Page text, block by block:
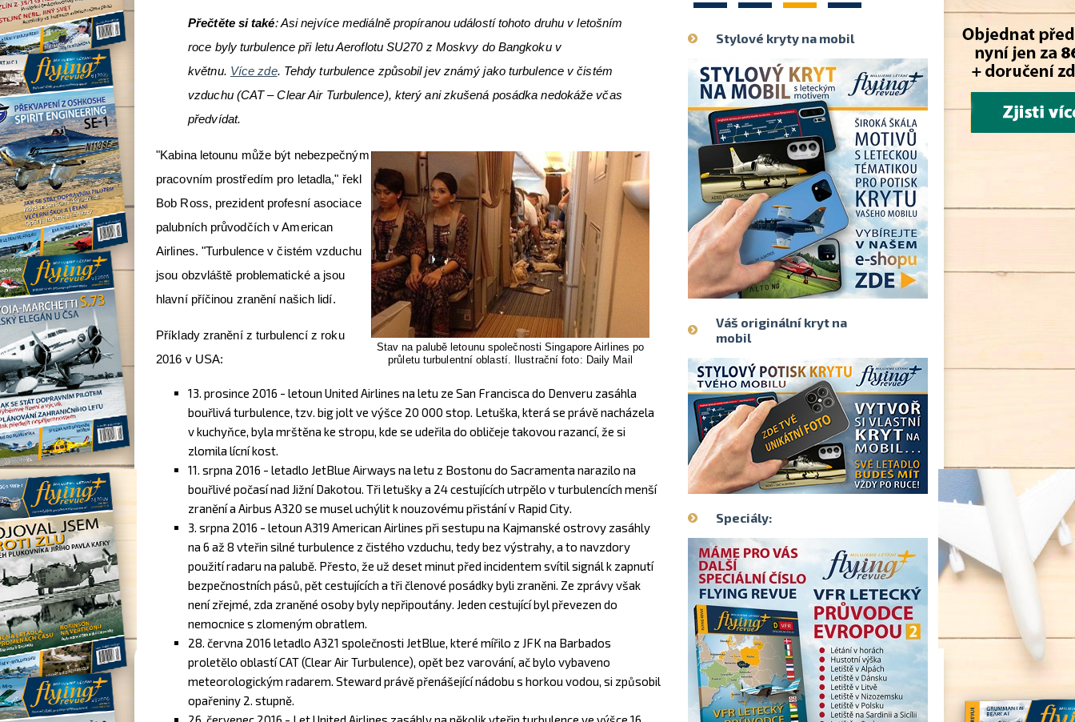
Přečtěte si také: Asi nejvíce mediálně propíranou událostí tohoto druhu v letošním
roce byly turbulence při letu Aeroflotu SU270 z Moskvy do Bangkoku v
květnu. Více zde. Tehdy turbulence způsobil jev známý jako turbulence v čistém
vzduchu (CAT – Clear Air Turbulence), který ani zkušená posádka nedokáže včas
předvídat.
Stav na palubě letounu společnosti Singapore Airlines po
průletu turbulentní oblastí. Ilustrační foto: Daily Mail
"Kabina letounu může být nebezpečným
pracovním prostředím pro letadla," řekl
Bob Ross, prezident profesní asociace
palubních průvodčích v American
Airlines. "Turbulence v čistém vzduchu
jsou obzvláště problematické a jsou
hlavní příčinou zranění našich lidí.
Příklady zranění z turbulencí z roku
2016 v USA:
13. prosince 2016 - letoun United Airlines na letu ze San Francisca do Denveru zasáhla
bouřlivá turbulence, tzv. big jolt ve výšce 20 000 stop. Letuška, která se právě nacházela
v kuchyňce, byla mrštěna ke stropu, kde se udeřila do obličeje takovou razancí, že si
zlomila lícní kost.
11. srpna 2016 - letadlo JetBlue Airways na letu z Bostonu do Sacramenta narazilo na
bouřlivé počasí nad Jižní Dakotou. Tři letušky a 24 cestujících utrpělo v turbulencích menší
zranění a Airbus A320 se musel uchýlit k nouzovému přistání v Rapid City.
3. srpna 2016 - letoun A319 American Airlines při sestupu na Kajmanské ostrovy zasáhly
na 6 až 8 vteřin silné turbulence z čistého vzduchu, tedy bez výstrahy, a to navzdory
použití radaru na palubě. Přesto, že už deset minut před incidentem svítil signál k zapnutí
bezpečnostních pásů, pět cestujících a tři členové posádky byli zraněni. Ze zprávy však
není zřejmé, zda zraněné osoby byly nepřipoutány. Jeden cestující byl převezen do
nemocnice s zlomeným obratlem.
28. června 2016 letadlo A321 společnosti JetBlue, které mířilo z JFK na Barbados
proletělo oblastí CAT (Clear Air Turbulence), opět bez varování, ač bylo vybaveno
meteorologickým radarem. Steward právě přenášející nádobu s horkou vodou, si způsobil
opařeniny 2. stupně.
1 2 3 4
Stylové kryty na mobil
Váš originální kryt na
mobil
Speciály: